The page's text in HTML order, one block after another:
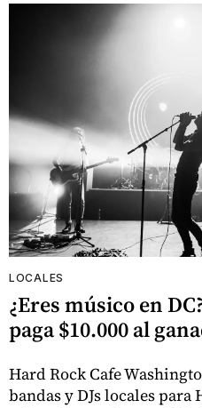
LOCALES
¿Eres músico en
paga $10.000 al
Hard Rock Cafe
bandas y DJs locales para